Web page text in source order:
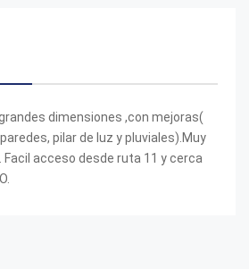
dimensiones ,con mejoras(
pilar de luz y pluviales).Muy
Facil acceso desde ruta 11 y cerca